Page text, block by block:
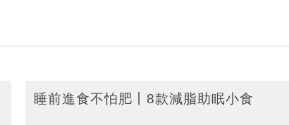
睡前進食不怕肥丨8款減脂助眠小食